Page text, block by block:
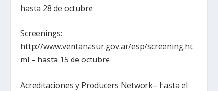
hasta 28 de octubre
Screenings:
http://www.ventanasur.gov.ar/esp/screening.ht
ml – hasta 15 de octubre
Acreditaciones y Producers Network– hasta el